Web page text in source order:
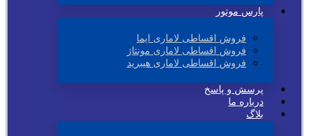
پارس موتور
فروش اقساطی لاماری ایما
فروش اقساطی لاماری مونتاژ
فروش اقساطی لاماری هیبرید
پرسش و پاسخ
درباره ما
بلاگ